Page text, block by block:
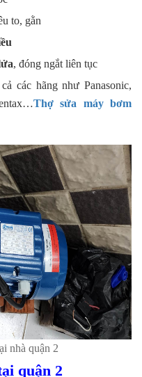
to, gằn
, đóng ngắt liên tục
các hãng như Panasonic,
Thợ sửa máy bơm
nhà quận 2
quận 2